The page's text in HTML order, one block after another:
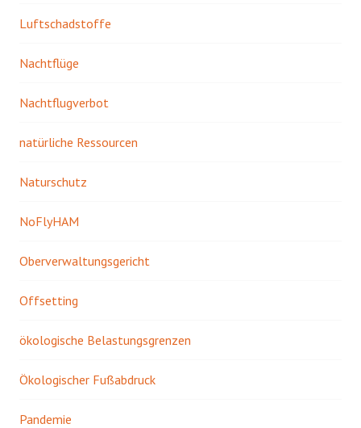
Luftschadstoffe
Nachtflüge
Nachtflugverbot
natürliche Ressourcen
Naturschutz
NoFlyHAM
Oberverwaltungsgericht
Offsetting
ökologische Belastungsgrenzen
Ökologischer Fußabdruck
Pandemie